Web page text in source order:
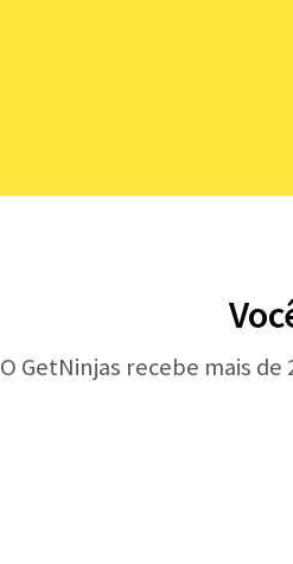
O GetNinjas recebe mais